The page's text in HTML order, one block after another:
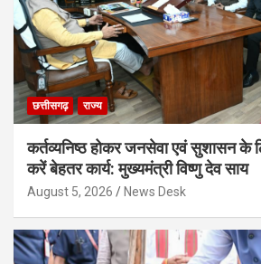
छत्तीसगढ़ राज्य
कर्तव्यनिष्ठ होकर जनसेवा एवं सुशासन के
करें बेहतर कार्य: मुख्यमंत्री विष्णु देव साय
August 5, 2026 News Desk